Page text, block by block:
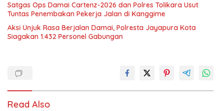
Satgas Ops Damai Cartenz-2026 dan Polres Tolikara Usut
Tuntas Penembakan Pekerja Jalan di Kanggime
Aksi Unjuk Rasa Berjalan Damai, Polresta Jayapura Kota
Siagakan 1.432 Personel Gabungan
Read Also